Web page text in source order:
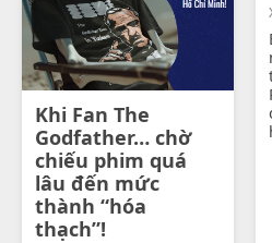
Khi Fan The
Godfather… chờ
chiếu phim quá
lâu đến mức
thành “hóa
thạch”!